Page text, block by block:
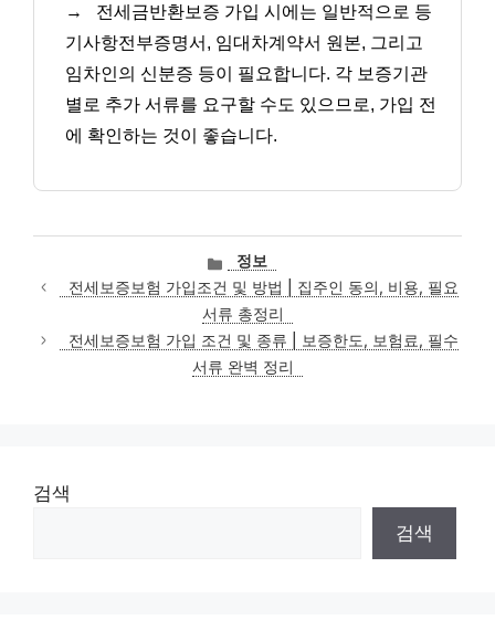
→
전세금반환보증 가입 시에는 일반적으로 등
기사항전부증명서, 임대차계약서 원본, 그리고
임차인의 신분증 등이 필요합니다. 각 보증기관
별로 추가 서류를 요구할 수도 있으므로, 가입 전
에 확인하는 것이 좋습니다.
카
테
고
리
정보
전세보증보험 가입조건 및 방법 | 집주인 동의, 비용, 필요
서류 총정리
전세보증보험 가입 조건 및 종류 | 보증한도, 보험료, 필수
서류 완벽 정리
검색
검색